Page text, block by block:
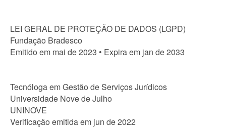
LEI GERAL DE PROTEÇÃO DE DADOS (LGPD)
Fundação Bradesco
Emitido em mai de 2023 • Expira em jan de 2033
Tecnóloga em Gestão de Serviços Jurídicos
Universidade Nove de Julho
UNINOVE
Verificação emitida em jun de 2022